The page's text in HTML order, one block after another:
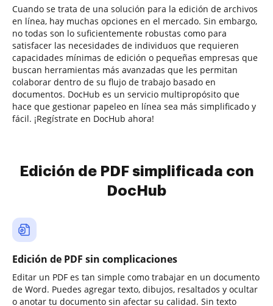
Cuando se trata de una solución para la edición de archivos
en línea, hay muchas opciones en el mercado. Sin embargo,
no todas son lo suficientemente robustas como para
satisfacer las necesidades de individuos que requieren
capacidades mínimas de edición o pequeñas empresas que
buscan herramientas más avanzadas que les permitan
colaborar dentro de su flujo de trabajo basado en
documentos. DocHub es un servicio multipropósito que
hace que gestionar papeleo en línea sea más simplificado y
fácil. ¡Regístrate en DocHub ahora!
Edición de PDF simplificada con
DocHub
Edición de PDF sin complicaciones
Editar un PDF es tan simple como trabajar en un documento
de Word. Puedes agregar texto, dibujos, resaltados y ocultar
o anotar tu documento sin afectar su calidad. Sin texto